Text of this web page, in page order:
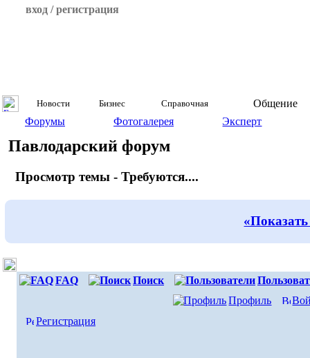
вход / регистрация
Новости Бизнес Справочная
Общение
Форумы
Фотогалерея Эксперт
Павлодарский форум
Просмотр темы - Требуются....
FAQ Поиск
Профиль
Регистрация